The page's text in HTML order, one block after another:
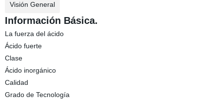
Visión General
Información Básica.
La fuerza del ácido
Ácido fuerte
Clase
Ácido inorgánico
Calidad
Grado de Tecnología